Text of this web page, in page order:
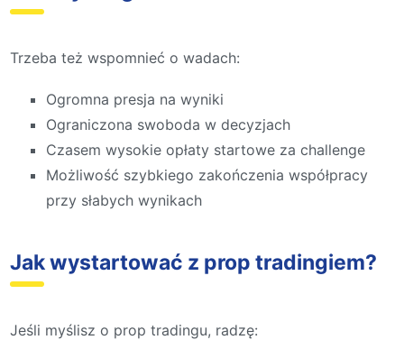
Trzeba też wspomnieć o wadach:
Ogromna presja na wyniki
Ograniczona swoboda w decyzjach
Czasem wysokie opłaty startowe za challenge
Możliwość szybkiego zakończenia współpracy
przy słabych wynikach
Jak wystartować z prop tradingiem?
Jeśli myślisz o prop tradingu, radzę: